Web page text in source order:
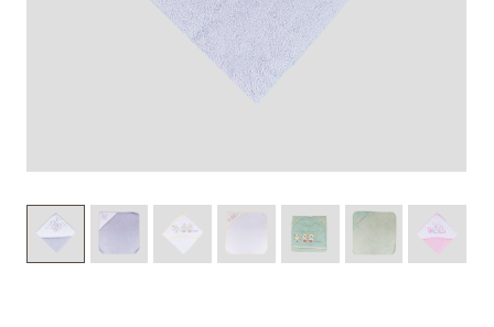
design templates, learn
creative skills or even hire
freelancers. With an industry-
leading marketplace paired